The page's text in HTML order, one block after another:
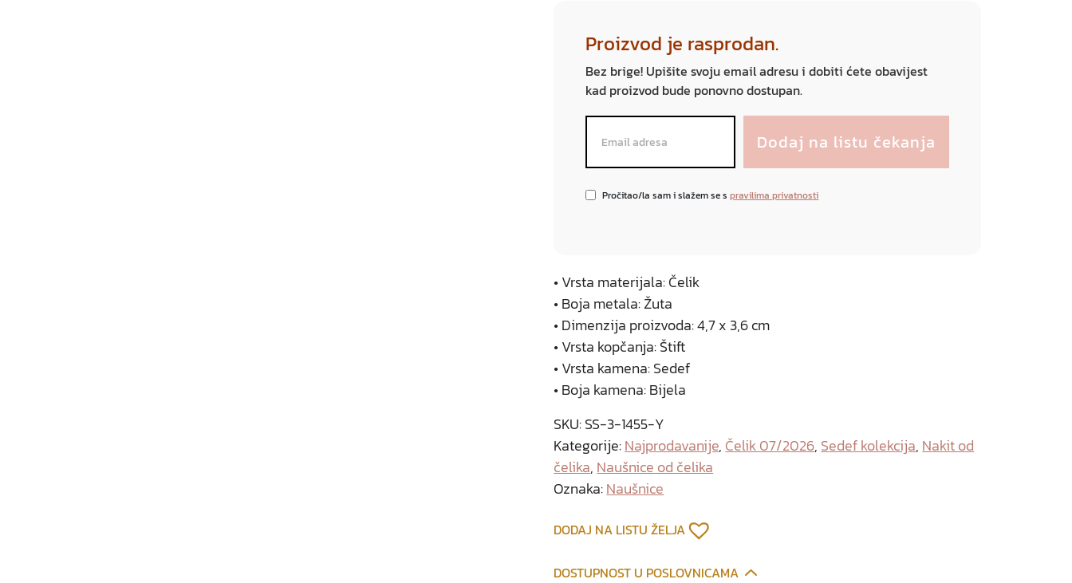
Proizvod je rasprodan.
Bez brige! Upišite svoju email adresu i dobiti ćete obavijest
kad proizvod bude ponovno dostupan.
Pročitao/la sam i slažem se spravilima privatnosti
• Vrsta materijala: Čelik
• Boja metala: Žuta
• Dimenzija proizvoda: 4,7 x 3,6 cm
• Vrsta kopčanja: Štift
• Vrsta kamena: Sedef
• Boja kamena: Bijela
SKU:SS-3-1455-Y
Kategorije:Najprodavanije, Čelik 07/2026, Sedef kolekcija, Nakit od
čelika, Naušnice od čelika
Oznaka:Naušnice
DODAJ NA LISTU ŽELJA
DOSTUPNOST U POSLOVNICAMA